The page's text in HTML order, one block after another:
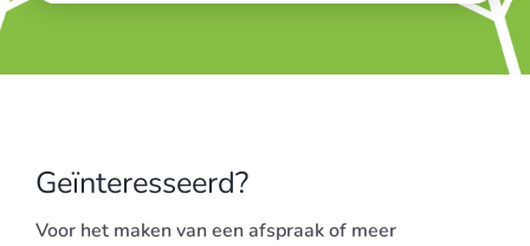
Geïnteresseerd?
Voor het maken van een afspraak of meer